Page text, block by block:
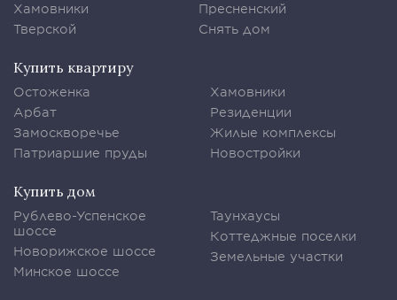
Хамовники
Тверской
Пресненский
Снять дом
Купить квартиру
Остоженка
Арбат
Замоскворечье
Патриаршие пруды
Хамовники
Резиденции
Жилые комплексы
Новостройки
Купить дом
Рублево-Успенское
шоссе
Новорижское шоссе
Минское шоссе
Таунхаусы
Коттеджные поселки
Земельные участки